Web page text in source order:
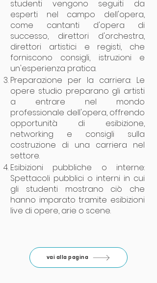
studenti vengono seguiti da
esperti nel campo dell'opera,
come cantanti d'opera di
successo, direttori d'orchestra,
direttori artistici e registi, che
forniscono consigli, istruzioni e
un'esperienza pratica.
Preparazione per la carriera: Le
opere studio preparano gli artisti
a entrare nel mondo
professionale dell'opera, offrendo
opportunità di esibizione,
networking e consigli sulla
costruzione di una carriera nel
settore.
Esibizioni pubbliche o interne:
Spettacoli pubblici o interni in cui
gli studenti mostrano ciò che
hanno imparato tramite esibizioni
live di opere, arie o scene.
vai alla pagina